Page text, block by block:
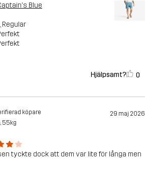
Blue
, Regular
Hjälpsamt? 0
köpare 29 maj 2026
55kg
tyckte dock att dem var lite för långa men